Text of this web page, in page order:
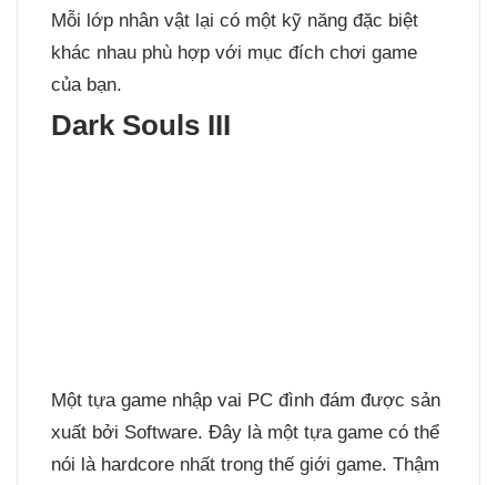
Mỗi lớp nhân vật lại có một kỹ năng đặc biệt
khác nhau phù hợp với mục đích chơi game
của bạn.
Dark Souls III
Một tựa game nhập vai PC đình đám được sản
xuất bởi Software. Đây là một tựa game có thể
nói là hardcore nhất trong thế giới game. Thậm